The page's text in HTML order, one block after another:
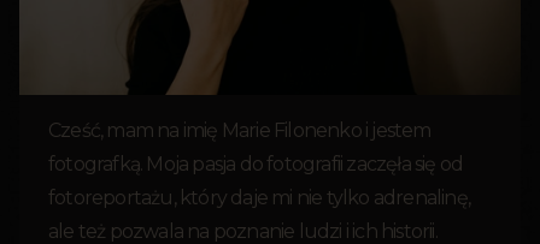
Cześć, mam na imię Marie Filonenko i jestem
fotografką. Moja pasja do fotografii zaczęła się od
fotoreportażu, który daje mi nie tylko adrenalinę,
ale też pozwala na poznanie ludzi i ich historii.